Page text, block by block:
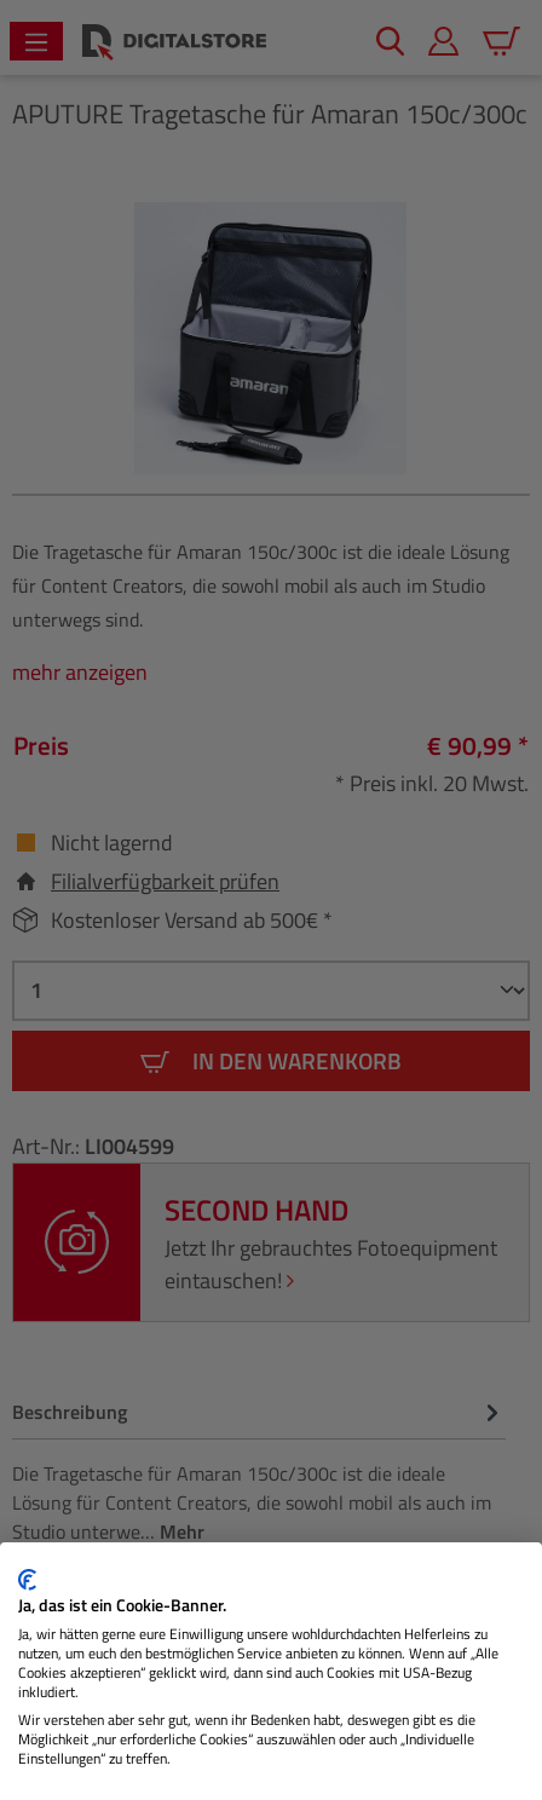
springen
APUTURETragetasche für Amaran 150c/300c
Bildergalerie überspringen
Die Tragetasche für Amaran 150c/300c ist die ideale Lösung
für Content Creators, die sowohl mobil als auch im Studio
unterwegs sind.
mehr anzeigen
Preis € 90,99 *
* Preis inkl. 20 Mwst.
Nicht lagernd
Filialverfügbarkeit prüfen
Kostenloser Versand ab 500€ *
IN DEN WARENKORB
Art-Nr.: LI004599
SECOND HAND
Jetzt Ihr gebrauchtes Fotoequipment
eintauschen!
Beschreibung
Die Tragetasche für Amaran 150c/300c ist die ideale
Lösung für Content Creators, die sowohl mobil als auch im
Studio unterwe… Mehr
Herstellerinformationen
Bewertungen
Ja, das ist ein Cookie-Banner.
Ja, wir hätten gerne eure Einwilligung unsere wohldurchdachten Helferleins zu
nutzen, um euch den bestmöglichen Service anbieten zu können. Wenn auf „Alle
Cookies akzeptieren“ geklickt wird, dann sind auch Cookies mit USA-Bezug
inkludiert.
Wir verstehen aber sehr gut, wenn ihr Bedenken habt, deswegen gibt es die
Möglichkeit „nur erforderliche Cookies“ auszuwählen oder auch „Individuelle
Einstellungen“ zu treffen.